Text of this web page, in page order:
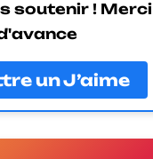
soutenir ! Merci
un J’aime